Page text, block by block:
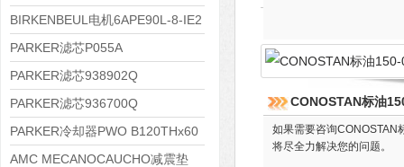
8APE80M-2K-IE3
BIRKENBEUL电机6APE90L-8-IE2
PARKER滤芯P055A
PARKER滤芯938902Q
PARKER滤芯936700Q
PARKER冷却器PWO B120THx60
AMC MECANOCAUCHO减震垫
CONOSTAN标油
如果需要咨询CONOSTAN
将尽全力解决您的问题。